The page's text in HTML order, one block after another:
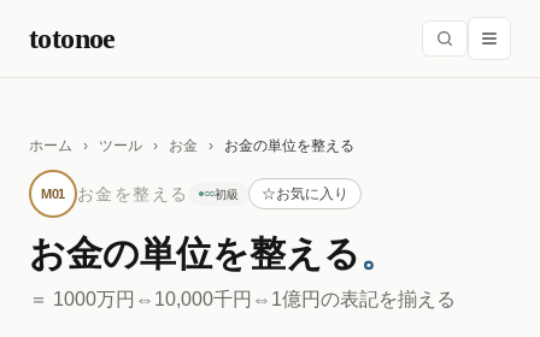
totonoe
ホーム › ツール › お金 › お金の単位を整える
M01 お金を整える ●○○初級 ☆お気に入り
お金の単位を整える。
＝ 1000万円⇔10,000千円⇔1億円の表記を揃える